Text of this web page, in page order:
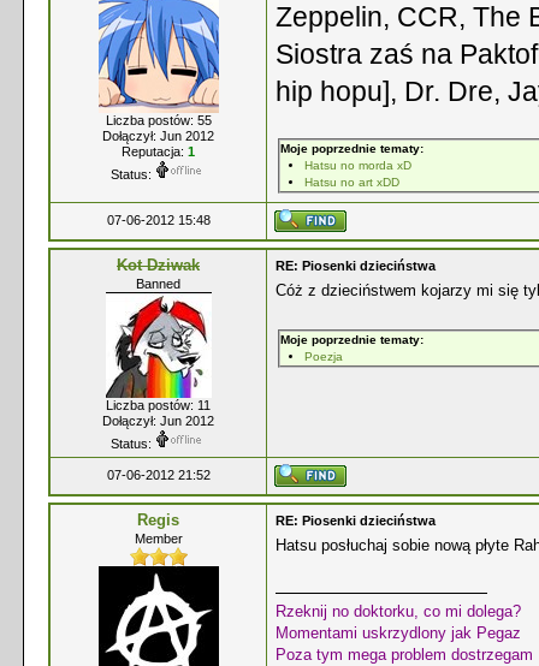
Liczba postów: 55
Dołączył: Jun 2012
Reputacja: 1
Status:
Zeppelin, CCR, The
Siostra zaś na
hip hopu], Dr. Dre,
Moje poprzednie tematy:
Hatsu no morda xD
Hatsu no art xDD
07-06-2012 15:48
Kot Dziwak
Banned
Liczba postów: 11
Dołączył: Jun 2012
Status:
RE: Piosenki dzieciństwa
Cóż z dzieciństwem kojarzy mi się
Moje poprzednie tematy:
Poezja
07-06-2012 21:52
Regis
Member
RE: Piosenki dzieciństwa
Hatsu posłuchaj sobie nową płyte
Rzeknij no doktorku, co mi dolega?
Momentami uskrzydlony jak Pegaz
Poza tym mega problem dostrzegam